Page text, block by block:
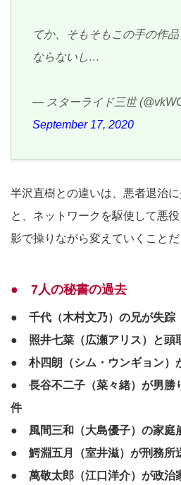
てか、そもそもこの手の作
ならないし…
— スターライド三世
September 17, 2020
半沢直樹との違いは、悪者退治
と、ネットワークを駆使して悪
影で操りながら変えていくことだ
● 7人の秘書の過去
● 千代（木村文乃）の兄が失踪
● 照井七菜（広瀬アリス）と頭
● 朴四朗（シム・ウンギョン）
● 長谷不二子（菜々緒）が男勝
件
● 風間三和（大島優子）の家庭
● 鰐淵五月（室井滋）が刑務所
● 萬敬太郎（江口洋介）が政治